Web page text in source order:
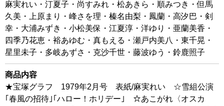
麻実れい・汀夏子・尚すみれ・松あきら・順みつき・但馬
久美・上原まり・峰さを理・榛名由梨・鳳蘭・高汐巴・剣
幸・大浦みずき・小松美保・江夏淳・洋ゆり・亜蘭美香・
四季乃花恵・裕あゆむ・真もえる・瀬戸内美八・東千晃・
星里未子・多岐あずさ・克沙千世・藤波ゆう・鈴鹿照子
商品内容
★宝塚グラフ 1979年2月号 表紙/麻実れい ☆雪組公演
｢春風の招待｣｢ハロー！ホリデー｣ ☆あこがれ〈オスカ